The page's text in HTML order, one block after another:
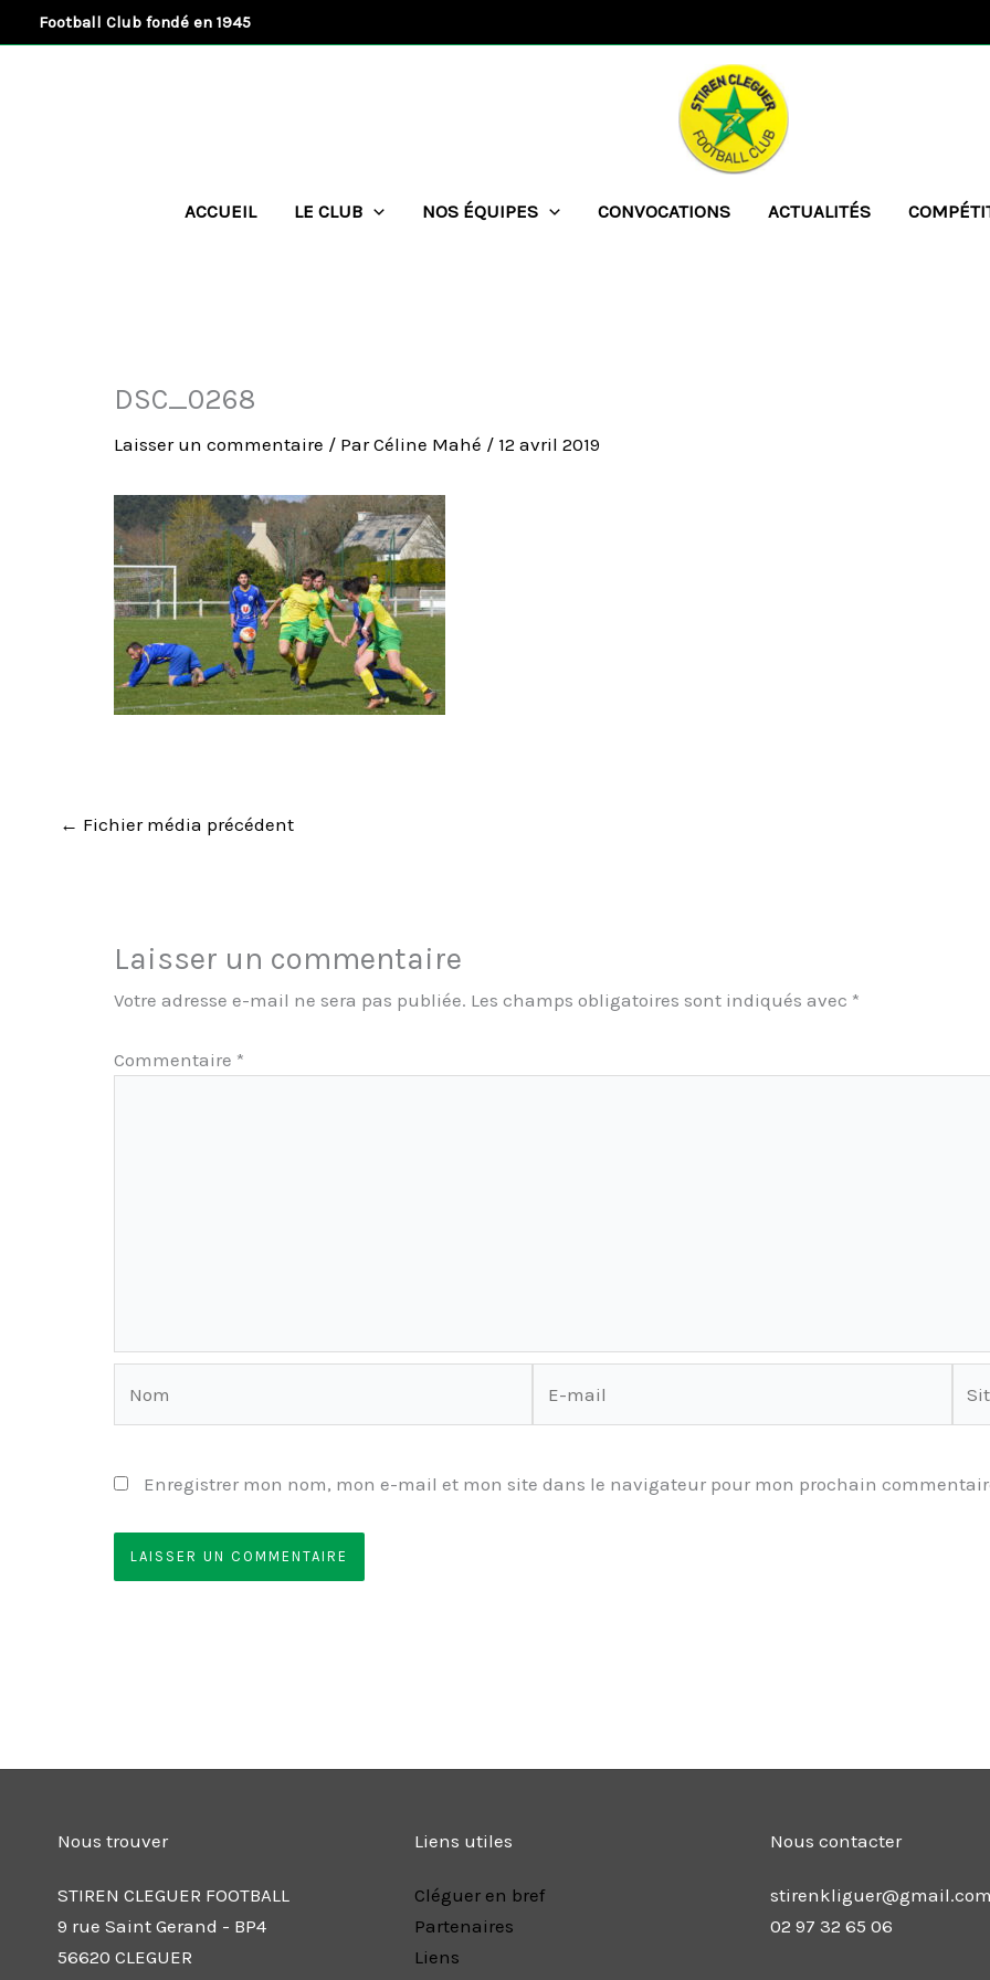
au
Football Club fondé en 1945
ACCUEIL LE CLUB NOS ÉQUIPES CONVOCATIONS ACTUALITÉS
DSC_0268
Laisser un commentaire / ParCéline Mahé / 12 avril 2019
← Fichier média précédent
Laisser un commentaire
Votre adresse e-mail ne sera pas publiée. Les champs obligatoires sont indiqués avec *
Commentaire *
Enregistrer mon nom, mon e-mail et mon site dans le navigateur pour mon prochain
Nous trouver
STIREN CLEGUER FOOTBALL
9 rue Saint Gerand - BP4
56620 CLEGUER
Liens utiles
Cléguer en bref
Partenaires
Liens
Nous contacter
02 97 32 65 06